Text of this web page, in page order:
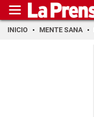
INICIO MENTE SANA